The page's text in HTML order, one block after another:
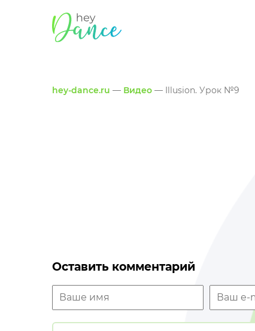
hey-dance.ru — Видео — Illusion. Урок №9
Оставить комментарий